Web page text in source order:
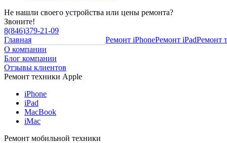
Не нашли своего устройства или цены ремонта?
Звоните!
8(846)379-21-09
Главная
О компании
Блог компании
Отзывы клиентов
Ремонт iPhoneРемонт iPadРемонт
Ремонт техники Apple
iPhone
iPad
MacBook
iMac
Ремонт мобильной техники